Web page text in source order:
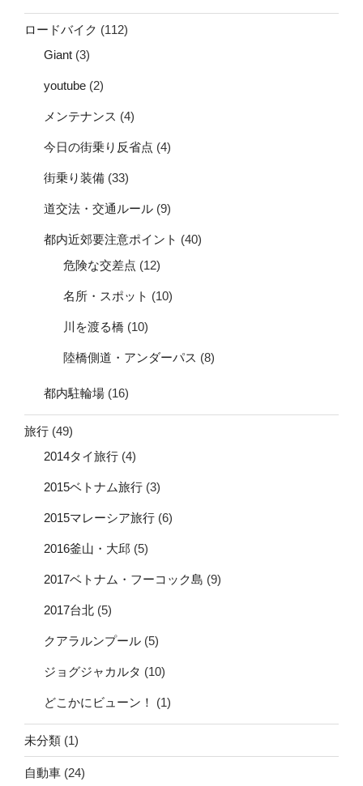
ロードバイク (112)
Giant (3)
youtube (2)
メンテナンス (4)
今日の街乗り反省点 (4)
街乗り装備 (33)
道交法・交通ルール (9)
都内近郊要注意ポイント (40)
危険な交差点 (12)
名所・スポット (10)
川を渡る橋 (10)
陸橋側道・アンダーパス (8)
都内駐輪場 (16)
旅行 (49)
2014タイ旅行 (4)
2015ベトナム旅行 (3)
2015マレーシア旅行 (6)
2016釜山・大邱 (5)
2017ベトナム・フーコック島 (9)
2017台北 (5)
クアラルンプール (5)
ジョグジャカルタ (10)
どこかにビューン！ (1)
未分類 (1)
自動車 (24)